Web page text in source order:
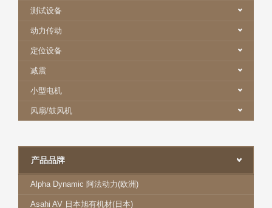
测试设备
动力传动
定位设备
减震
小型电机
风扇/鼓风机
产品品牌
Alpha Dynamic 阿法动力(欧洲)
Asahi AV 日本旭有机材(日本)